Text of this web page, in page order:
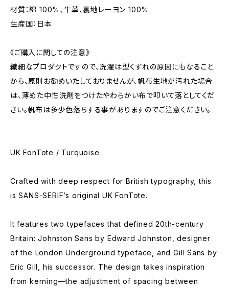
材質：綿 100%、牛革、裏地レーヨン 100%
生産国：日本
《ご購入に関しての注意》
繊細なプロダクトですので、洗濯は型くずれの原因にもなること
から、原則お勧めいたしておりませんが、帆布生地が汚れた場合
は、薄めた中性洗剤をつけたやわらかい布で叩いて落としてくだ
さい。帆布は多少色落ちする事がありますのでご注意ください。
UK FonTote / Turquoise
Crafted with deep respect for British typography, this
is SANS-SERIF’s original UK FonTote.
It features two typefaces that defined 20th-century
Britain: Johnston Sans by Edward Johnston, designer
of the London Underground typeface, and Gill Sans by
Eric Gill, his successor. The design takes inspiration
from kerning—the adjustment of spacing between